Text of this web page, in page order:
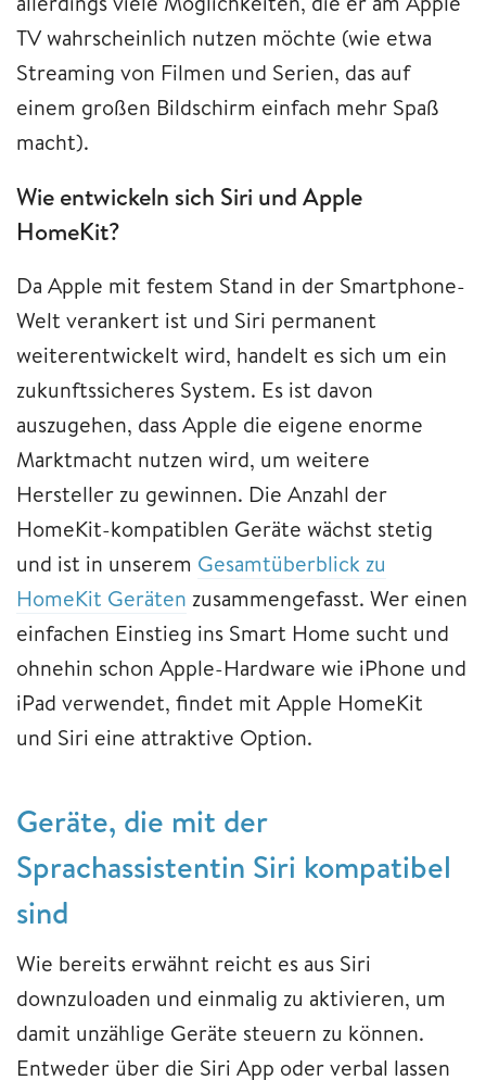
TV wahrscheinlich nutzen möchte (wie etwa
Streaming von Filmen und Serien, das auf
einem großen Bildschirm einfach mehr Spaß
macht).
Wie entwickeln sich Siri und Apple
HomeKit?
Da Apple mit festem Stand in der Smartphone-
Welt verankert ist und Siri permanent
weiterentwickelt wird, handelt es sich um ein
zukunftssicheres System. Es ist davon
auszugehen, dass Apple die eigene enorme
Marktmacht nutzen wird, um weitere
Hersteller zu gewinnen. Die Anzahl der
HomeKit-kompatiblen Geräte wächst stetig
und ist in unserem Gesamtüberblick zu
HomeKit Geräten zusammengefasst. Wer einen
einfachen Einstieg ins Smart Home sucht und
ohnehin schon Apple-Hardware wie iPhone und
iPad verwendet, findet mit Apple HomeKit
und Siri eine attraktive Option.
Geräte, die mit der
Sprachassistentin Siri kompatibel
sind
Wie bereits erwähnt reicht es aus Siri
downzuloaden und einmalig zu aktivieren, um
damit unzählige Geräte steuern zu können.
Entweder über die Siri App oder verbal lassen